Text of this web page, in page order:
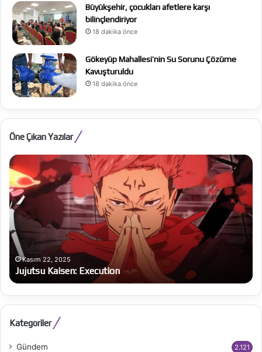
Büyükşehir, çocukları afetlere karşı
bilinçlendiriyor
18 dakika önce
Gökeyüp Mahallesi’nin Su Sorunu Çözüme
Kavuşturuldu
18 dakika önce
Öne Çıkan Yazılar
Jujutsu
Kaisen:
Execution
Kasım 22, 2025
Jujutsu Kaisen: Execution
Kategoriler
Gündem 2.121